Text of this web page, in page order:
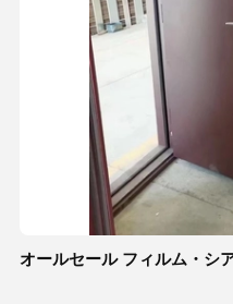
オールセール フィルム・シ